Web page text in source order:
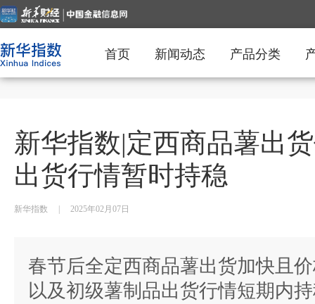
首页 新闻动态 产品分类
新华指数|定西商品薯出
出货行情暂时持稳
新华指数 2025年02月07日
春节后全定西商品薯出货加快且
以及初级薯制品出货行情短期内